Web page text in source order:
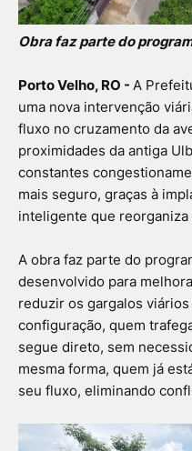
Obra faz parte do
Porto Velho, RO - A
uma nova intervenção
fluxo no cruzamento da
proximidades da antiga
constantes
mais seguro, graças à
inteligente que reorganiza
A obra faz parte do
desenvolvido para
reduzir os gargalos
configuração, quem
segue direto, sem
mesma forma, quem já
seu fluxo, eliminando